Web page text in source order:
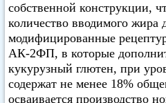
собственной конструкции,
количество вводимого жира
модифицированные
АК-2ФП, в которые
кукурузный глютен, при
содержат не менее 18%
осваивается производство